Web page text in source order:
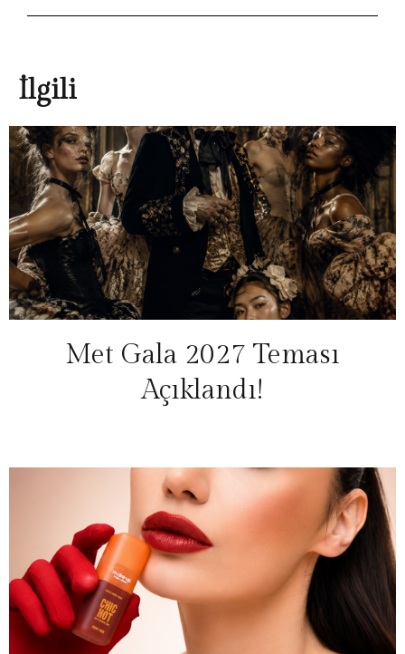
İlgili
Met Gala 2027 Teması
Açıklandı!